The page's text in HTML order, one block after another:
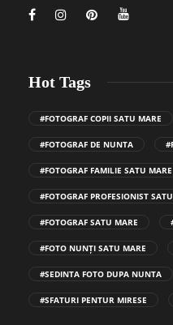
Hot Tags
#FOTOGRAF COPII SATU MARE
#FOTOGRAF DE NUNTA
#FOTOGRAF FAMILIE SATU MARE
#FOTOGRAF PROFESIONIST
#FOTOGRAF SATU MARE
#FOTO NUNȚI SATU MARE
#SEDINTA FOTO DUPA NUNTA
#SFATURI PENTUR MIRESE